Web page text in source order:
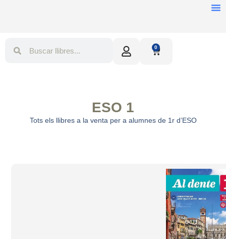
0
ESO 1
Tots els llibres a la venta per a alumnes de 1r d’ESO